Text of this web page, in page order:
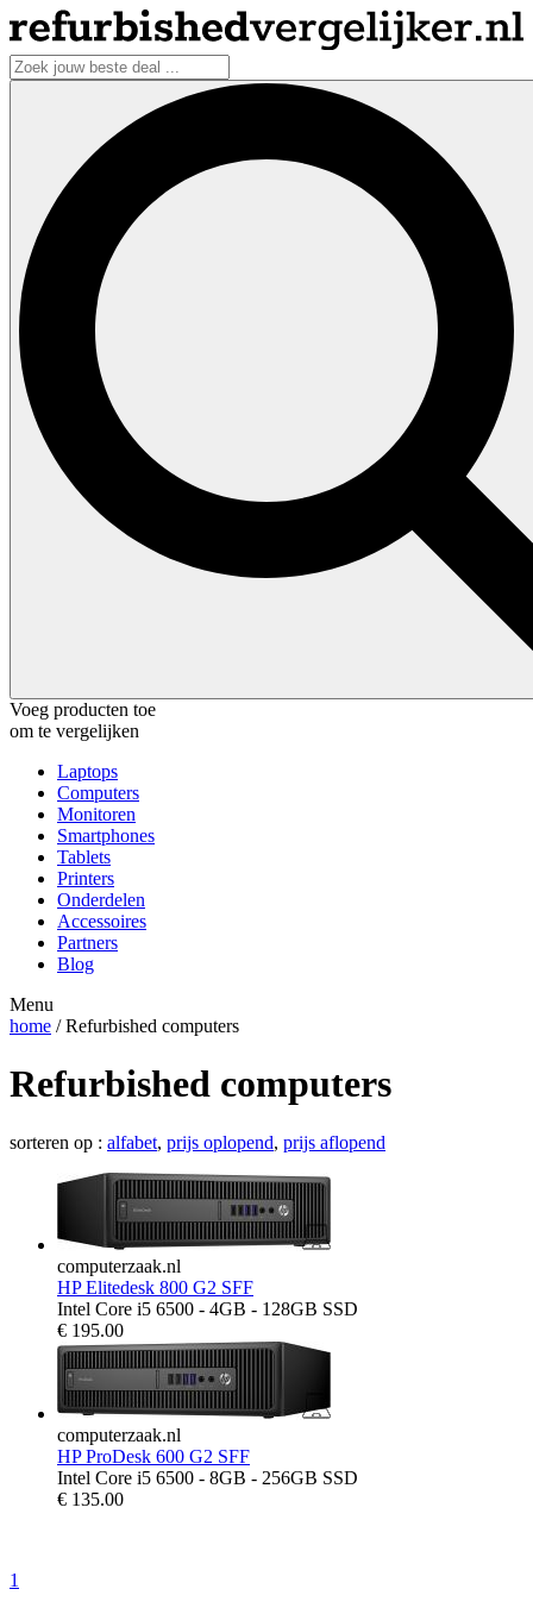
Voeg producten toe
om te vergelijken
Laptops
Computers
Monitoren
Smartphones
Tablets
Printers
Onderdelen
Accessoires
Partners
Blog
Menu
home / Refurbished computers
Refurbished computers
sorteren op : alfabet, prijs oplopend, prijs aflopend
computerzaak.nl
HP Elitedesk 800 G2 SFF
Intel Core i5 6500 - 4GB - 128GB SSD
€ 195.00
computerzaak.nl
HP ProDesk 600 G2 SFF
Intel Core i5 6500 - 8GB - 256GB SSD
€ 135.00
1